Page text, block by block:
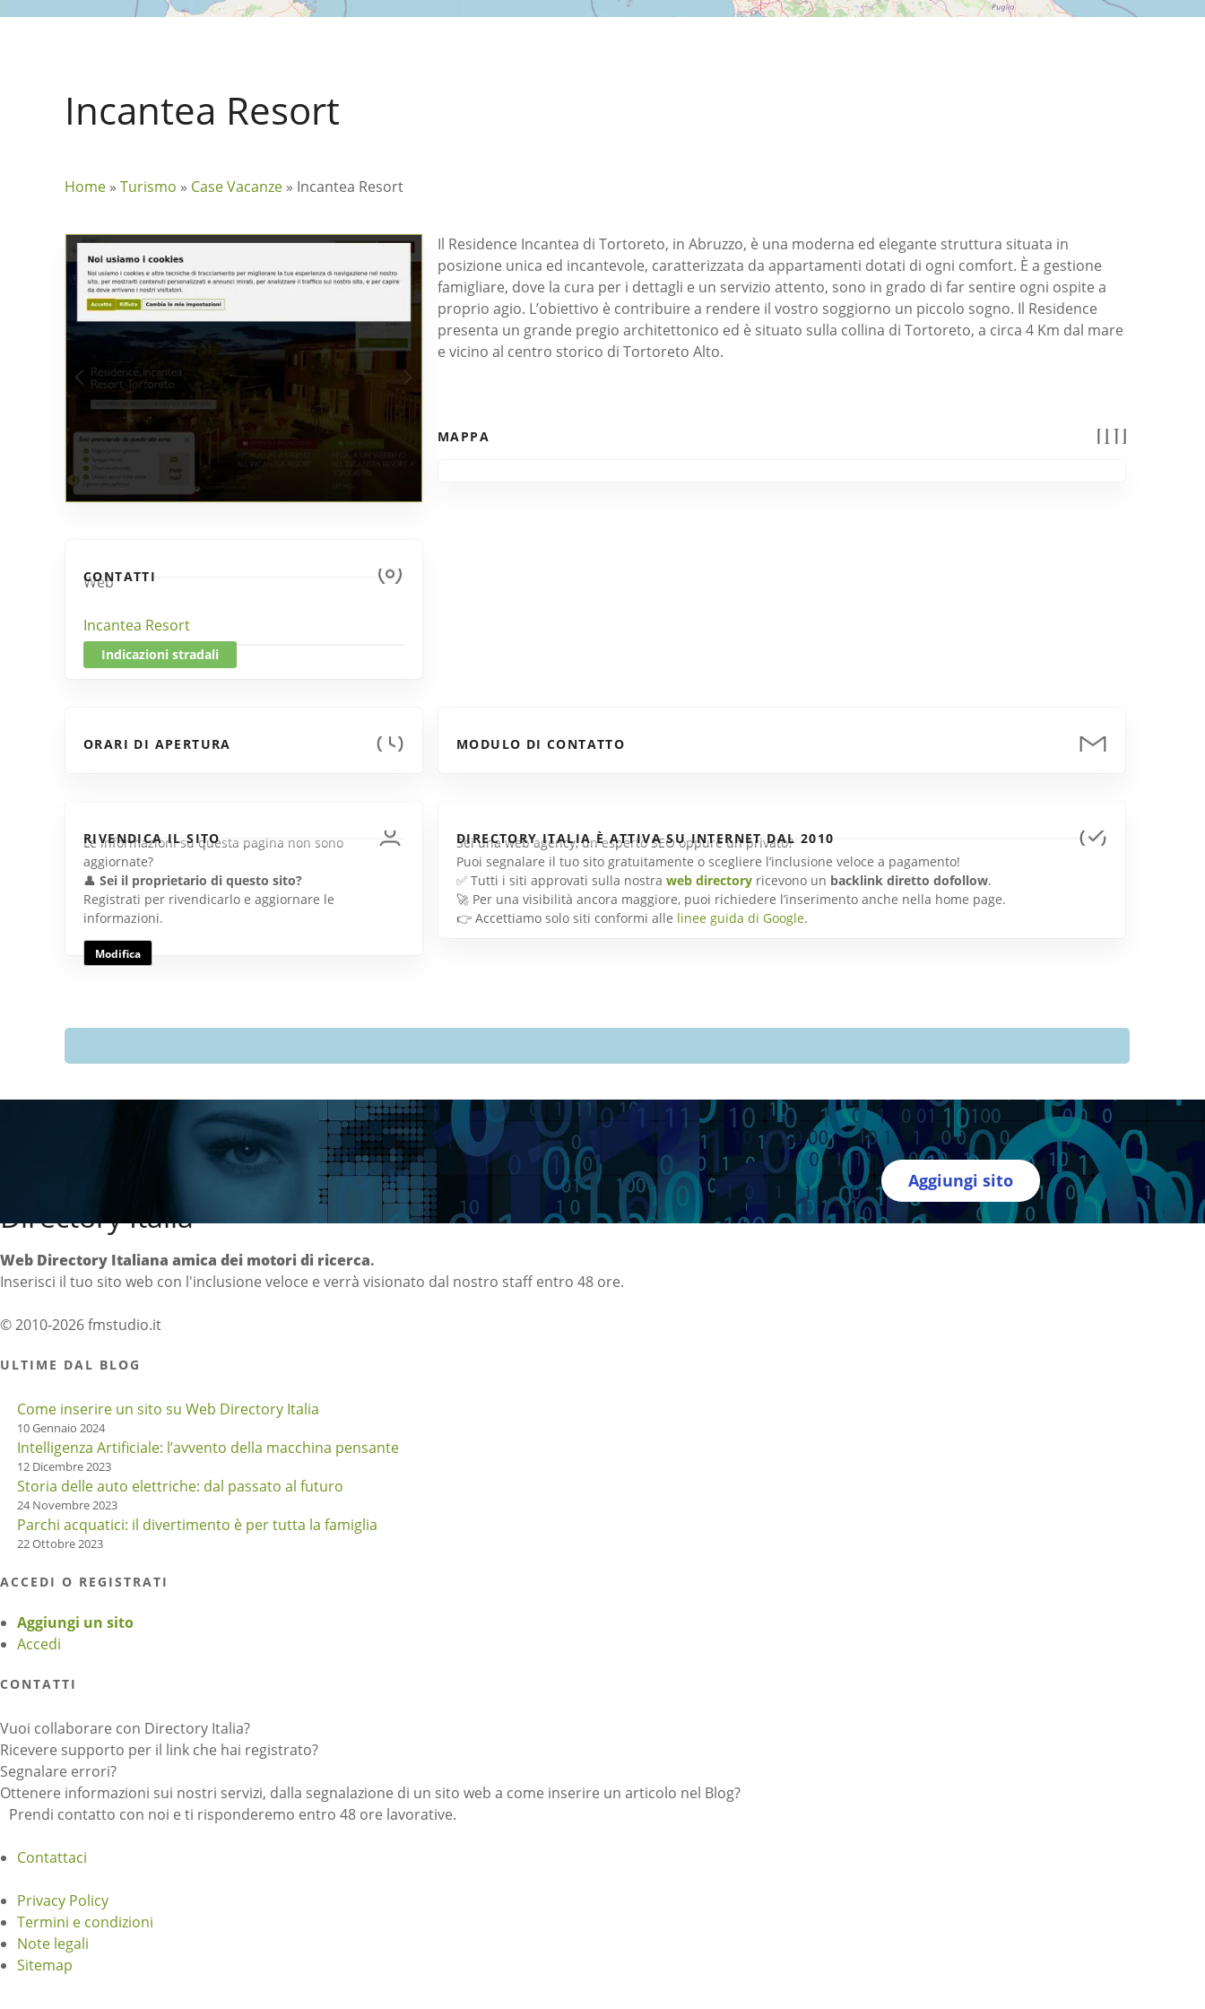
Incantea Resort
Home » Turismo » Case Vacanze » Incantea Resort
CONTATTI
Web
Incantea Resort
Indicazioni stradali
Il Residence Incantea di Tortoreto, in Abruzzo, è una moderna ed elegante struttura situata in
posizione unica ed incantevole, caratterizzata da appartamenti dotati di ogni comfort. È a gestione
famigliare, dove la cura per i dettagli e un servizio attento, sono in grado di far sentire ogni ospite a
proprio agio. L’obiettivo è contribuire a rendere il vostro soggiorno un piccolo sogno. Il Residence
presenta un grande pregio architettonico ed è situato sulla collina di Tortoreto, a circa 4 Km dal mare
e vicino al centro storico di Tortoreto Alto.
MAPPA
ORARI DI APERTURA MODULO DI CONTATTO
RIVENDICA IL SITO
Le informazioni su questa pagina non sono
aggiornate?
👤 Sei il proprietario di questo sito?
Registrati per rivendicarlo e aggiornare le
informazioni.
Modifica
DIRECTORY ITALIA È ATTIVA SU INTERNET DAL 2010
Sei una web agency, un esperto SEO oppure un privato?
Puoi segnalare il tuo sito gratuitamente o scegliere l’inclusione veloce a pagamento!
✅ Tutti i siti approvati sulla nostra web directoryricevono un backlink diretto dofollow.
🚀 Per una visibilità ancora maggiore, puoi richiedere l’inserimento anche nella home page.
👉 Accettiamo solo siti conformi alle linee guida di Google.
Aggiungi sito
Directory Italia
Web Directory Italiana amica dei motori di ricerca.
Inserisci il tuo sito web con l'inclusione veloce e verrà visionato dal nostro staff entro 48 ore.
© 2010-2026 fmstudio.it
ULTIME DAL BLOG
Come inserire un sito su Web Directory Italia
10 Gennaio 2024
Intelligenza Artificiale: l’avvento della macchina pensante
12 Dicembre 2023
Storia delle auto elettriche: dal passato al futuro
24 Novembre 2023
Parchi acquatici: il divertimento è per tutta la famiglia
22 Ottobre 2023
ACCEDI O REGISTRATI
Aggiungi un sito
Accedi
CONTATTI
Vuoi collaborare con Directory Italia?
Ricevere supporto per il link che hai registrato?
Segnalare errori?
Ottenere informazioni sui nostri servizi, dalla segnalazione di un sito web a come inserire un articolo nel Blog?
Prendi contatto con noi e ti risponderemo entro 48 ore lavorative.
Contattaci
Privacy Policy
Termini e condizioni
Note legali
Sitemap